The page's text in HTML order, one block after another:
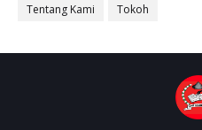
Tentang Kami
Tokoh